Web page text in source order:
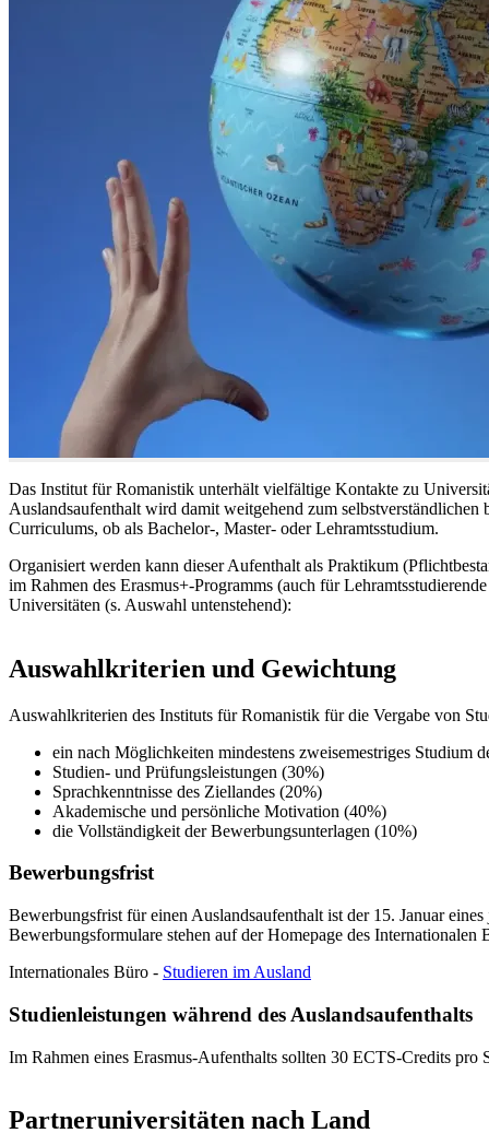
Das Institut für Romanistik unterhält vielfältige Kontakte zu
Auslandsaufenthalt wird damit weitgehend zum
Curriculums, ob als Bachelor-, Master- oder Lehramtsstudium.
Organisiert werden kann dieser Aufenthalt als Praktikum
im Rahmen des Erasmus+-Programms (auch für
Universitäten (s. Auswahl untenstehend):
Auswahlkriterien und Gewichtung
Auswahlkriterien des Instituts für Romanistik für die Vergabe von
ein nach Möglichkeiten mindestens zweisemestriges Studium
Studien- und Prüfungsleistungen (30%)
Sprachkenntnisse des Ziellandes (20%)
Akademische und persönliche Motivation (40%)
die Vollständigkeit der Bewerbungsunterlagen (10%)
Bewerbungsfrist
Bewerbungsfrist für einen Auslandsaufenthalt ist der 15. Januar
Bewerbungsformulare stehen auf der Homepage des
Internationales Büro - Studieren im Ausland
Studienleistungen während des Auslandsaufenthalts
Im Rahmen eines Erasmus-Aufenthalts sollten 30 ECTS-Credits pro
Partneruniversitäten nach Land​